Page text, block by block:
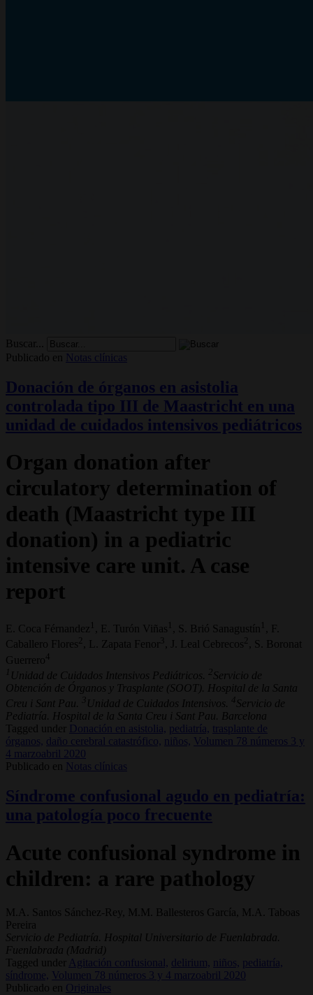
Buscar...
Publicado en
Notas clínicas
Donación de órganos en asistolia
controlada tipo III de Maastricht en una
unidad de cuidados intensivos pediátricos
Organ donation after
circulatory determination of
death (Maastricht type III
donation) in a pediatric
intensive care unit. A case
report
E. Coca Férnandez 1 , E. Turón Viñas 1 , S. Brió Sanagustín 1
, F.
Caballero Flores
, L. Zapata Fenor 3 , J. Leal Cebrecos
, S. Boronat
Guerrero4
1 Unidad de Cuidados Intensivos Pediátricos. 2 Servicio de
Obtención de Órganos y Trasplante (SOOT). Hospital de la Santa
Creu i Sant Pau.
3 Unidad de Cuidados Intensivos. 4 Servicio de
Pediatría. Hospital de la Santa Creu i Sant Pau. Barcelona
Tagged under
Donación en asistolia, pediatría, trasplante de
órganos, daño cerebral catastrófico, niños,
Volumen 78 números 3 y
4 marzoabril 2020
Publicado en
Notas clínicas
Síndrome confusional agudo en pediatría:
una patología poco frecuente
Acute confusional syndrome in
children: a rare pathology
M.A. Santos Sánchez-Rey, M.M. Ballesteros García, M.A. Taboas
Pereira
Servicio de Pediatría. Hospital Universitario de Fuenlabrada.
Fuenlabrada (Madrid)
Tagged under
Agitación confusional, delirium, niños, pediatría,
síndrome,
Volumen 78 números 3 y 4 marzoabril 2020
Publicado en
Originales